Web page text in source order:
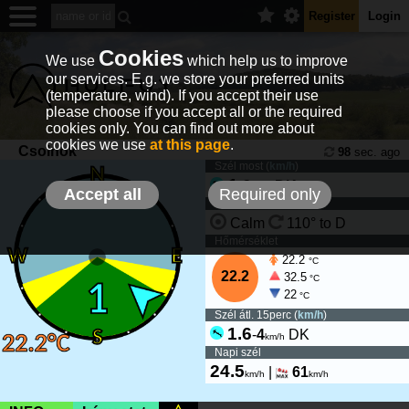
Register Login
Csolnok 98 sec. ago
Szél most ( )
1 km/h DK
Szél tendencia
Calm 110° to D
Hőmérséklet
22.2
22.2 °C
32.5°C
22°C
Szél átl. 15perc (km/h)
1.6-4km/h DK
Napi szél
24.5km/h 61km/h
We use Cookies which help us to improve
our services. E.g. we store your preferred units
(temperature, wind). If you accept their use
please choose if you accept all or the required
cookies only. You can find out more about
cookies we use at this page.
Accept all Required only